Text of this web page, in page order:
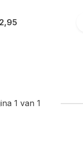
1 van 1